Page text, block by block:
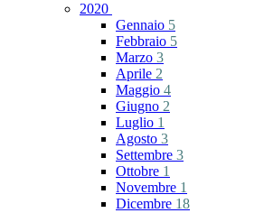
2020
Gennaio 5
Febbraio 5
Marzo 3
Aprile 2
Maggio 4
Giugno 2
Luglio 1
Agosto 3
Settembre 3
Ottobre 1
Novembre 1
Dicembre 18